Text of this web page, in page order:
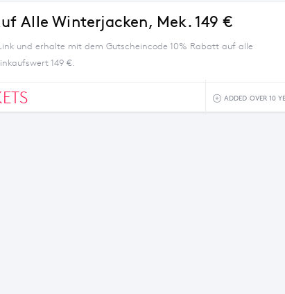
Alle Winterjacken, Mek. 149 €
und erhalte mit dem Gutscheincode 10% Rabatt auf alle
149 €.
ADDED OVER 10